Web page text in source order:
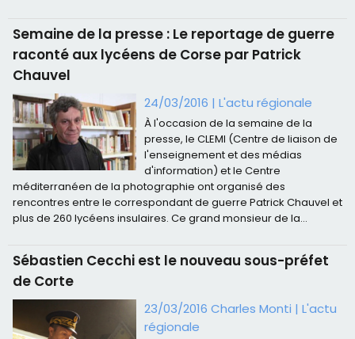
Semaine de la presse : Le reportage de guerre
raconté aux lycéens de Corse par Patrick
Chauvel
24/03/2016 |L'actu régionale
À l'occasion de la semaine de la
presse, le CLEMI (Centre de liaison de
l'enseignement et des médias
d'information) et le Centre
méditerranéen de la photographie ont organisé des
rencontres entre le correspondant de guerre Patrick Chauvel et
plus de 260 lycéens insulaires. Ce grand monsieur de la...
Sébastien Cecchi est le nouveau sous-préfet
de Corte
23/03/2016Charles Monti |L'actu
régionale